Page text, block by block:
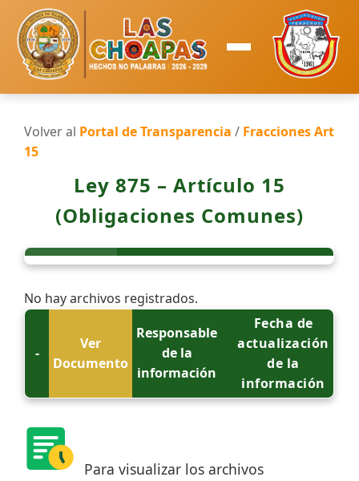
Volver al Portal de Transparencia / Fracciones Art
15
Ley 875 – Artículo 15
(Obligaciones Comunes)
No hay archivos registrados.
-
Ver
Documento
Responsable
de la
información
Fecha de
actualización
de la
información
Para visualizar los archivos